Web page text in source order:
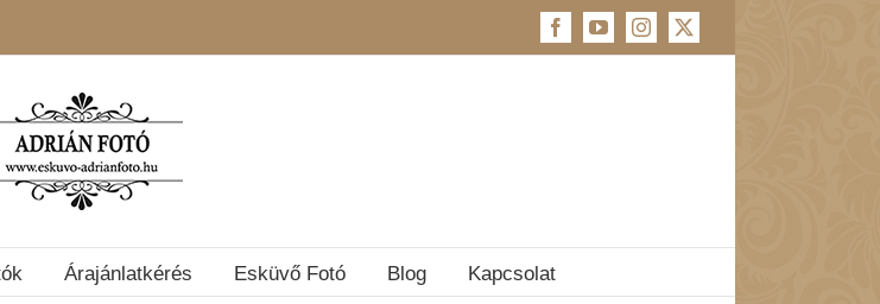
FacebookYouTubeInstagram
X
Árajánlatkérés Esküvő Fotó Blog Kapcsolat